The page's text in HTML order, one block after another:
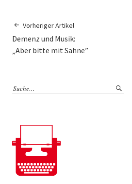
Vorheriger Artikel
Demenz und Musik:
„Aber bitte mit Sahne”